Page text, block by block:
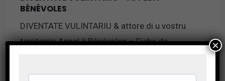
BÉNÉVOLES
DIVENTATE VULINTARIU & attore di u vostru
territorriu Appel à Bénévoles – Fiche de
×